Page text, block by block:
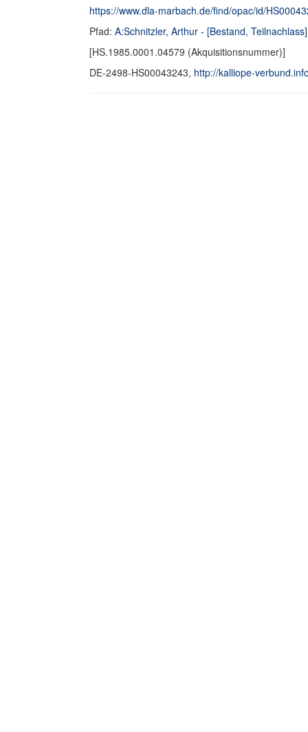
https://www.dla-marbach.de/find/opac/id/
Pfad: A:Schnitzler, Arthur - [Bestand, Teilnachlass]
[HS.1985.0001.04579 (Akquisitionsnummer)]
DE-2498-HS00043243, http://kalliope-